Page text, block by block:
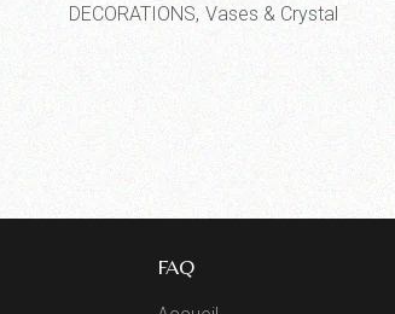
DECORATIONS Vases & Crystal
FAQ